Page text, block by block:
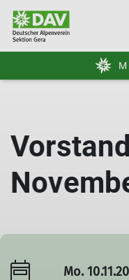
Mo.